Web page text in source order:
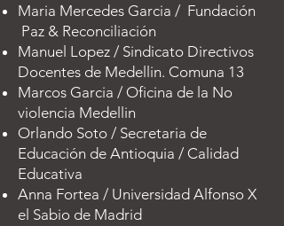
Maria Mercedes Garcia / Fundación
Paz & Reconciliación
Manuel Lopez / Sindicato Directivos
Docentes de Medellin. Comuna 13
Marcos Garcia / Oficina de la No
violencia Medellin
Orlando Soto / Secretaria de
Educación de Antioquia / Calidad
Educativa
Anna Fortea / Universidad Alfonso X
el Sabio de Madrid